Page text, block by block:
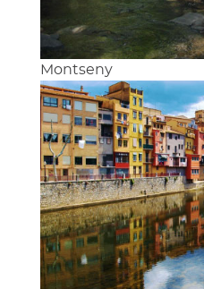
Montseny